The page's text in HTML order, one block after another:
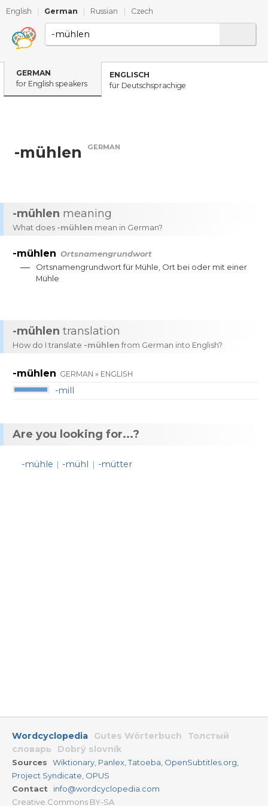
English German Russian Czech
GERMAN
for English speakers
ENGLISCH
für Deutschsprachige
-mühlen GERMAN
-mühlen meaning
What does -mühlen mean in German?
-mühlen Ortsnamengrundwort
— Ortsnamengrundwortfür Mühle, Ort bei oder mit einer
Mühle
-mühlen translation
How do I translate -mühlen from German into English?
-mühlen GERMAN » ENGLISH
-mill
Are you looking for...?
-mühle | -mühl | -mütter
Wordcyclopedia Gutes Wörterbuch
Толстый
словарь
Dobrý slovník
Sources Wiktionary, Panlex,Tatoeba, OpenSubtitles.org,
Project Syndicate, OPUS
Contact
info@wordcyclopedia.com
Creative Commons BY-SA